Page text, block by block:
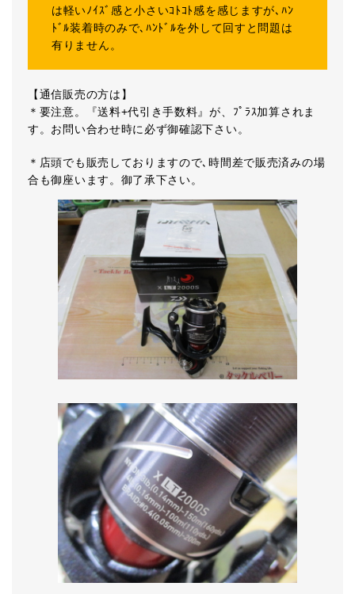
は軽いﾉｲｽﾞ感と小さいｺﾄｺﾄ感を感じますが､ﾊﾝ
ﾄﾞﾙ装着時のみで､ﾊﾝﾄﾞﾙを外して回すと問題は
有りません。
【通信販売の方は】
＊要注意。『送料+代引き手数料』が、ﾌﾟﾗｽ加算されま
す。お問い合わせ時に必ず御確認下さい。
＊店頭でも販売しておりますので､時間差で販売済みの場
合も御座います。御了承下さい。